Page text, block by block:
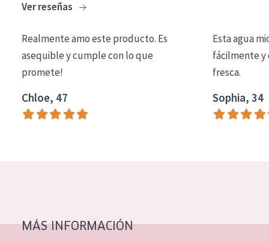
COLECCIÓN
Essentials
Lift+
Expert
TIPO DE PIEL
Piel expuesta al sol
Ver reseñas
Realmente amo este producto. Es
asequible y cumple con lo que
promete!
Chloe, 47
Esta agua
fácilmente y
fresca.
Sophia, 34
MÁS INFORMACIÓN